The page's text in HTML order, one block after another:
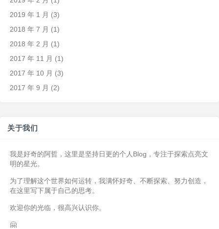
2019 年 1 月 (3)
2018 年 7 月 (1)
2018 年 2 月 (1)
2017 年 11 月 (1)
2017 年 10 月 (3)
2017 年 9 月 (2)
关于我们
我是好奇的阿哲，这里是坚持日更的个人Blog，专注于探索点亮文
明的星光。
为了理解这个世界如何运转，我满怀好奇、不断探索、努力创造，
在这里写下属于自己的思考。
欢迎你的光临，很高兴认识你。
🤗